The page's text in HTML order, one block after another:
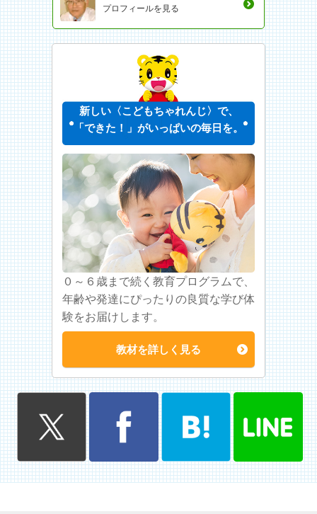
プロフィールを見る
新しい〈こどもちゃれんじ〉で、
「できた！」がいっぱいの毎日を。
０～６歳まで続く教育プログラムで、
年齢や発達にぴったりの良質な学び体
験をお届けします。
教材を詳しく見る